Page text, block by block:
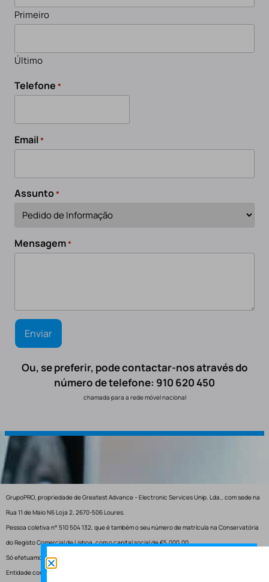
Primeiro
Último
Telefone *
Email*
Assunto*
Mensagem*
Ou, se preferir, pode contactar-nos através do
número de telefone: 910 620 450
chamada para a rede móvel nacional
GrupoPRO, propriedade de Greatest Advance – Electronic Services Unip. Lda., com sede na
Rua 11 de Maio N6 Loja 2, 2670-506 Loures.
Pessoa coletiva n° 510 504 132, que é também o seu número de matrícula na Conservatória
do Registo Comercial de Lisboa, com o capital social de €5.000,00.
Só efetuamos entregas em Portugal.
Entidade competente para resolução de conflitos – Centro de Arbitragem de Conflitos de